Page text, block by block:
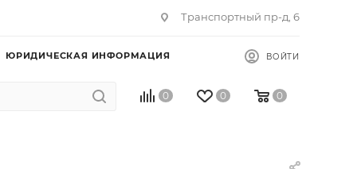
Транспортный пр-д, 6
ЮРИДИЧЕСКАЯ ИНФОРМАЦИЯ ВОЙТИ
0 0 0